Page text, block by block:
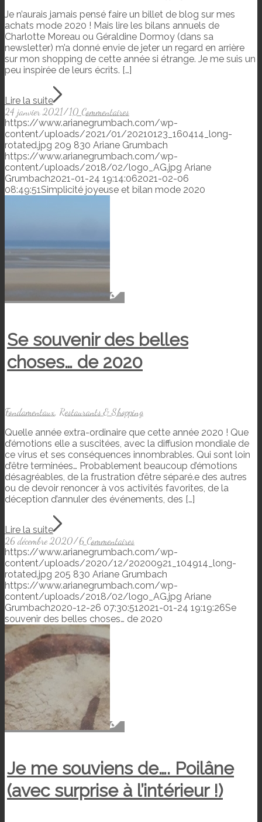
Je n’aurais jamais pensé faire un billet de blog sur mes
achats mode 2020 ! Mais lire les bilans annuels de
Charlotte Moreau ou Géraldine Dormoy (dans sa
newsletter) m’a donné envie de jeter un regard en arrière
sur mon shopping de cette année si étrange. Je me suis un
peu inspirée de leurs écrits. […]
Lire la suite
24 janvier 2021/10 Commentaires
https://www.arianegrumbach.com/wp-
content/uploads/2021/01/20210123_160414_long-
rotated.jpg 209 830 Ariane Grumbach
https://www.arianegrumbach.com/wp-
content/uploads/2018/02/logo_AG.jpg Ariane
Grumbach2021-01-24 19:14:062021-02-06
08:49:51Simplicité joyeuse et bilan mode 2020
Se souvenir des belles
choses… de 2020
Fondamentaux Restaurants & Shopping
Quelle année extra-ordinaire que cette année 2020 ! Que
d’émotions elle a suscitées, avec la diffusion mondiale de
ce virus et ses conséquences innombrables. Qui sont loin
d’être terminées… Probablement beaucoup d’émotions
désagréables, de la frustration d’être séparé.e des autres
ou de devoir renoncer à vos activités favorites, de la
déception d’annuler des événements, des […]
Lire la suite
26 décembre 2020/6 Commentaires
https://www.arianegrumbach.com/wp-
content/uploads/2020/12/20200921_104914_long-
rotated.jpg 205 830 Ariane Grumbach
https://www.arianegrumbach.com/wp-
content/uploads/2018/02/logo_AG.jpg Ariane
Grumbach2020-12-26 07:30:51 2021-01-24 19:19:26Se
souvenir des belles choses… de 2020
Je me souviens de…. Poilâne
(avec surprise à l’intérieur !)